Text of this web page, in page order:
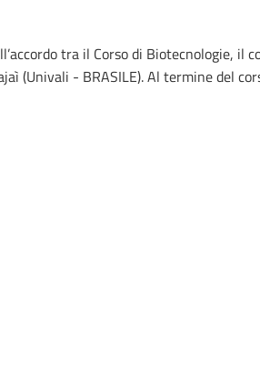
tra il Corso di Biotecnologie, il
(Univali - BRASILE). Al termine del